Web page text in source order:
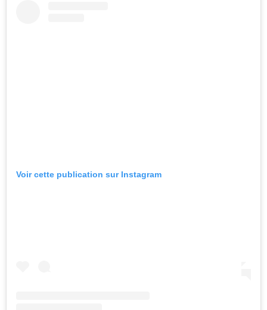
Voir cette publication sur Instagram